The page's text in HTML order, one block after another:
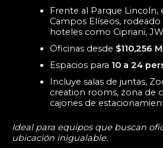
Frente al Parque Lincoln,
Campos Elíseos,
hoteles como Cipriani,
Oficinas desde $110,256
Espacios para 10 a 24
Incluye salas de juntas,
creation rooms, zona de
cajones de
Ideal para equipos que buscan
ubicación inigualable.